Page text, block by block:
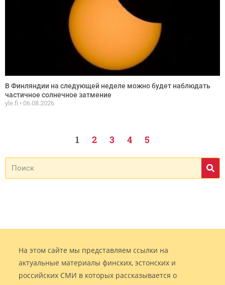
В Финляндии на следующей неделе можно будет наблюдать
частичное солнечное затмение
yle.fi 06.08.2026
1 2 3 4 5
На этом сайте мы представляем ссылки на
актуальные материалы финских, эстонских и
российских СМИ в которых рассказывается о